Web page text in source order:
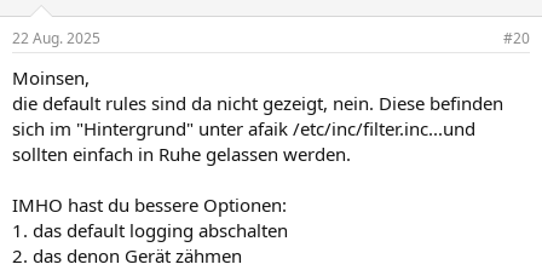
22 Aug. 2025 #20
Moinsen,
die default rules sind da nicht gezeigt, nein. Diese befinden
sich im "Hintergrund" unter afaik /etc/inc/filter.inc...und
sollten einfach in Ruhe gelassen werden.
IMHO hast du bessere Optionen:
1. das default logging abschalten
2. das denon Gerät zähmen